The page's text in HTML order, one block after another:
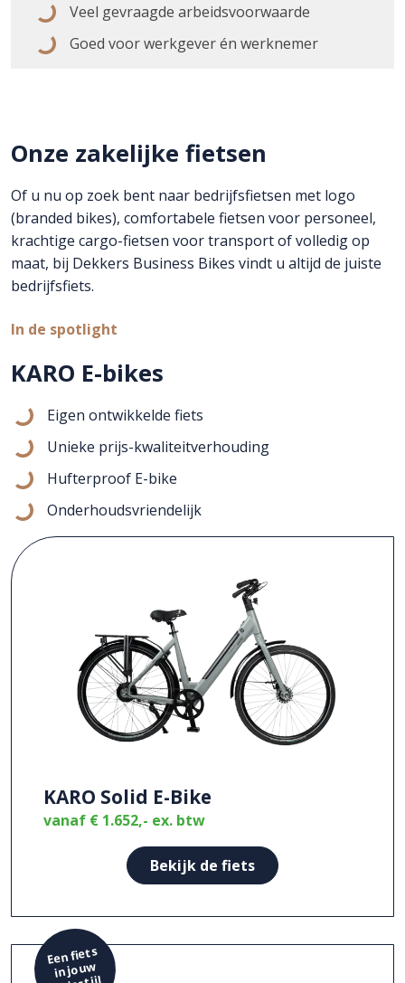
Veel gevraagde arbeidsvoorwaarde
Goed voor werkgever én werknemer
Onze zakelijke fietsen
Of u nu op zoek bent naar bedrijfsfietsen met logo
(branded bikes), comfortabele fietsen voor personeel,
krachtige cargo-fietsen voor transport of volledig op
maat, bij Dekkers Business Bikes vindt u altijd de juiste
bedrijfsfiets.
In de spotlight
KARO E-bikes
Eigen ontwikkelde fiets
Unieke prijs-kwaliteitverhouding
Hufterproof E-bike
Onderhoudsvriendelijk
KARO Solid E-Bike
vanaf € 1.652,- ex. btw
Bekijk de fiets
Een fiets
in jouw